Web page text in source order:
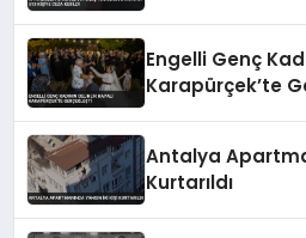
Engelli Genç
Karapürçek’te
Antalya
Kurtarıldı